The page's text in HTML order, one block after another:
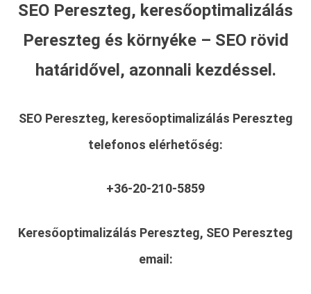
SEO Pereszteg, keresőoptimalizálás
Pereszteg és környéke – SEO rövid
határidővel, azonnali kezdéssel.
SEO Pereszteg, keresőoptimalizálás Pereszteg
telefonos elérhetőség:
+36-20-210-5859
Keresőoptimalizálás Pereszteg, SEO Pereszteg
email: